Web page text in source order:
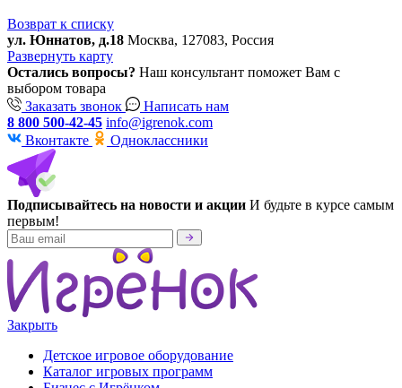
Возврат к списку
ул. Юннатов, д.18 Москва, 127083, Россия
Развернуть карту
Остались вопросы? Наш консультант поможет Вам с
выбором товара
Заказать звонок
Написать нам
8 800 500-42-45 info@igrenok.com
Вконтакте
Одноклассники
Подписывайтесь на новости и акции И будьте в курсе самым
первым!
Закрыть
Детское игровое оборудование
Каталог игровых программ